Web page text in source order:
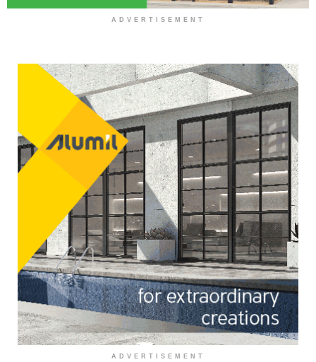
ADVERTISEMENT
ADVERTISEMENT